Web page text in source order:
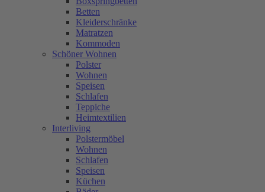
Betten
Kleiderschränke
Matratzen
Kommoden
Schöner Wohnen
Polster
Wohnen
Speisen
Schlafen
Teppiche
Heimtextilien
Interliving
Polstermöbel
Wohnen
Schlafen
Speisen
Küchen